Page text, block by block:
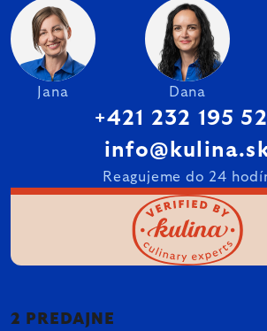
Jana Dana
+421 232 195
Reagujeme do 24
2 PREDAJNE